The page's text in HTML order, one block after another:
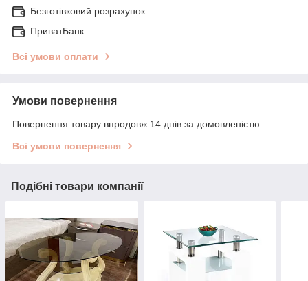
Безготівковий розрахунок
ПриватБанк
Всі умови оплати
Умови повернення
Повернення товару впродовж 14 днів за домовленістю
Всі умови повернення
Подібні товари компанії